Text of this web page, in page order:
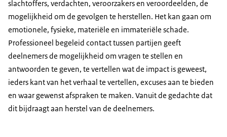
slachtoffers, verdachten, veroorzakers en veroordeelden, de
mogelijkheid om de gevolgen te herstellen. Het kan gaan om
emotionele, fysieke, materiële en immateriële schade.
Professioneel begeleid contact tussen partijen geeft
deelnemers de mogelijkheid om vragen te stellen en
antwoorden te geven, te vertellen wat de impact is geweest,
ieders kant van het verhaal te vertellen, excuses aan te bieden
en waar gewenst afspraken te maken. Vanuit de gedachte dat
dit bijdraagt aan herstel van de deelnemers.